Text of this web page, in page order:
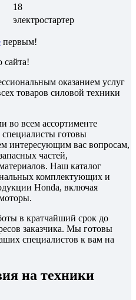
18
электростартер
первым!
сайта!
оказанием услуг
товаров силовой техники
во всем ассортименте
готовы
интересующим вас вопросам,
частей,
Наш каталог
комплектующих и
Honda, включая
в кратчайший срок до
заказчика. Мы готовы
специалистов к вам на
на техники